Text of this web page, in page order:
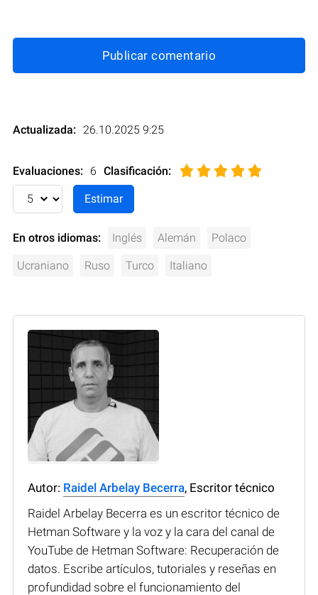
Publicar comentario
Actualizada: 26.10.2025 9:25
Evaluaciones: 6 Clasificación:
En otros idiomas: Inglés Alemán Polaco
Ucraniano Ruso Turco Italiano
Autor: Raidel Arbelay Becerra, Escritor técnico
Raidel Arbelay Becerra es un escritor técnico de
Hetman Software y la voz y la cara del canal de
YouTube de Hetman Software: Recuperación de
datos. Escribe artículos, tutoriales y reseñas en
profundidad sobre el funcionamiento del